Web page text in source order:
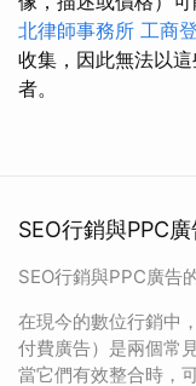
北律師事務所 工商
收集，因此無法以
者。
SEO行銷與PPC
SEO行銷與PPC廣告
在現今的數位行銷中
付費廣告）是兩個常
當它們有效整合時，